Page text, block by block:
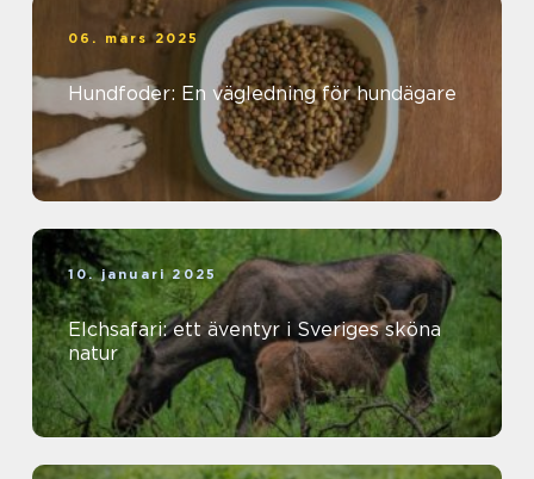
06. mars 2025
Hundfoder: En vägledning för hundägare
10. januari 2025
Elchsafari: ett äventyr i Sveriges sköna
natur